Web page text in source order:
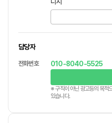
담당자
전화번호 010-8040-5525
※ 구직이 아닌 광고등의 목적
있습니다.